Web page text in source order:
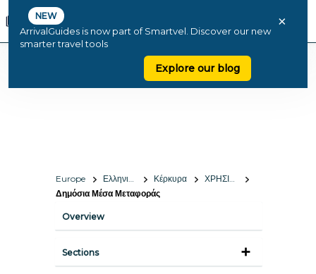
NEW
ArrivalGuides is now part of Smartvel. Discover our new
smarter travel tools
Explore our blog
×
Europe Ελληνική Δημοκρατία Κέρκυρα
ΧΡΗΣΙΜΕΣ ΠΛΗΡΟΦΟΡΙΕΣ
Δημόσια Μέσα Μεταφοράς
Overview
Sections